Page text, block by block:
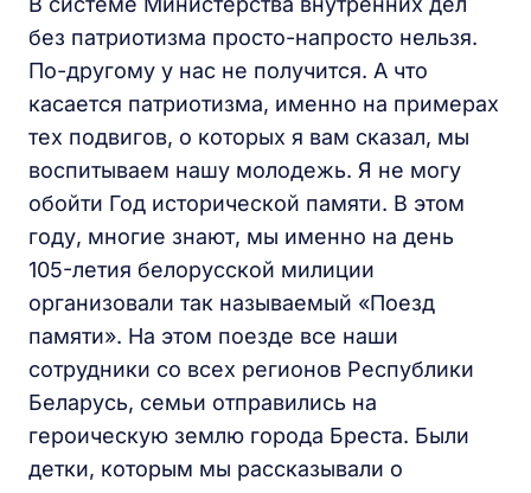
без патриотизма просто-напросто нельзя.
По-другому у нас не получится. А что
касается патриотизма, именно на примерах
тех подвигов, о которых я вам сказал, мы
воспитываем нашу молодежь. Я не могу
обойти Год исторической памяти. В этом
году, многие знают, мы именно на день
105-летия белорусской милиции
организовали так называемый «Поезд
памяти». На этом поезде все наши
сотрудники со всех регионов Республики
Беларусь, семьи отправились на
героическую землю города Бреста. Были
детки, которым мы рассказывали о